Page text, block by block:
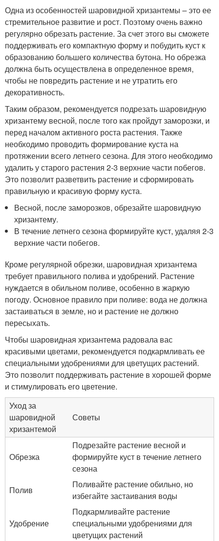
Одна из особенностей шаровидной хризантемы – это ее
стремительное развитие и рост. Поэтому очень важно
регулярно обрезать растение. За счет этого вы сможете
поддерживать его компактную форму и побудить куст к
образованию большего количества бутона. Но обрезка
должна быть осуществлена в определенное время,
чтобы не повредить растение и не утратить его
декоративность.
Таким образом, рекомендуется подрезать шаровидную
хризантему весной, после того как пройдут заморозки, и
перед началом активного роста растения. Также
необходимо проводить формирование куста на
протяжении всего летнего сезона. Для этого необходимо
удалить у старого растения 2-3 верхние части побегов.
Это позволит разветвить растение и сформировать
правильную и красивую форму куста.
Весной, после заморозков, обрезайте шаровидную
хризантему.
В течение летнего сезона формируйте куст, удаляя 2-3
верхние части побегов.
Кроме регулярной обрезки, шаровидная хризантема
требует правильного полива и удобрений. Растение
нуждается в обильном поливе, особенно в жаркую
погоду. Основное правило при поливе: вода не должна
застаиваться в земле, но и растение не должно
пересыхать.
Чтобы шаровидная хризантема радовала вас
красивыми цветами, рекомендуется подкармливать ее
специальными удобрениями для цветущих растений.
Это позволит поддерживать растение в хорошей форме
и стимулировать его цветение.
Уход за
шаровидной
хризантемой
Советы
Обрезка
Подрезайте растение весной и
формируйте куст в течение летнего
сезона
Полив
Поливайте растение обильно, но
избегайте застаивания воды
Удобрение
Подкармливайте растение
специальными удобрениями для
цветущих растений